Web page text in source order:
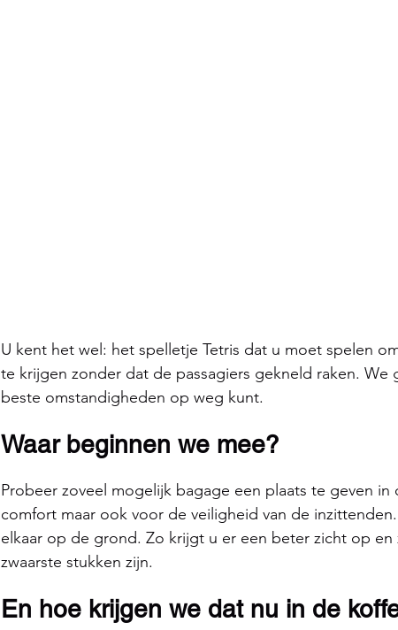
U kent het wel: het spelletje Tetris dat u moet spelen
te krijgen zonder dat de passagiers gekneld raken. We
beste omstandigheden op weg kunt.
Waar beginnen we mee?
Probeer zoveel mogelijk bagage een plaats te geven
comfort maar ook voor de veiligheid van de
elkaar op de grond. Zo krijgt u er een beter zicht op
zwaarste stukken zijn.
En hoe krijgen we dat nu in de